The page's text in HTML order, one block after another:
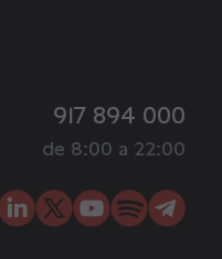
917 894 000
de 8:00 a 22:00